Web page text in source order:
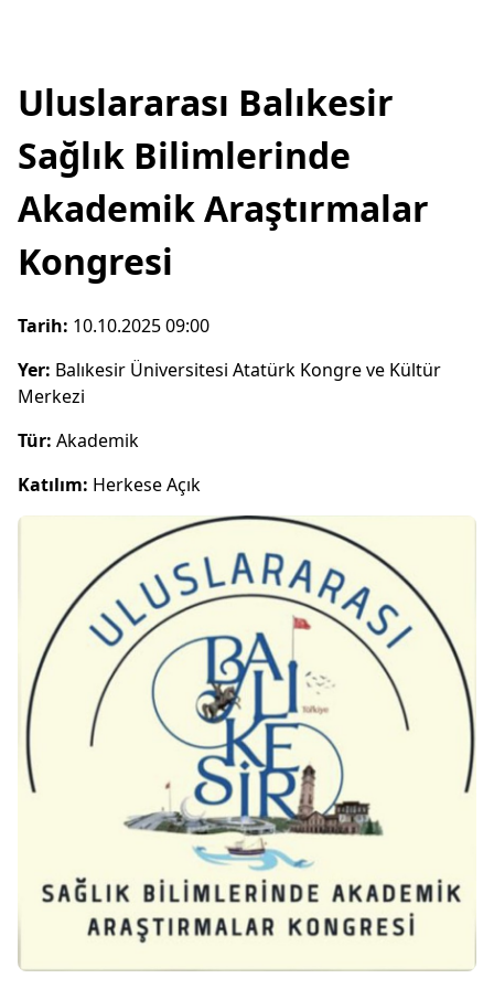
Uluslararası Balıkesir
Sağlık Bilimlerinde
Akademik Araştırmalar
Kongresi
Tarih: 10.10.2025 09:00
Yer: Balıkesir Üniversitesi Atatürk Kongre ve Kültür
Merkezi
Tür: Akademik
Katılım: Herkese Açık